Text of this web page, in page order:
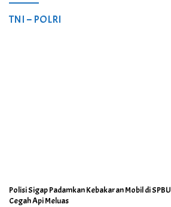
TNI – POLRI
Polisi Sigap Padamkan Kebakaran Mobil di
Cegah Api Meluas